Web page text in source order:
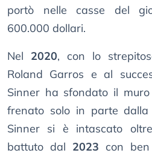
portò nelle casse del
600.000 dollari.
Nel 2020, con lo
Roland Garros e al
Sinner ha sfondato il
frenato solo in parte dalla
Sinner si è intascato
battuto dal 2023 con